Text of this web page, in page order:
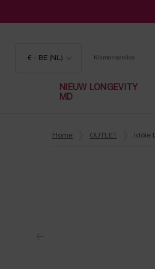
€ - BE (NL) Klantenservice
NIEUW LONGEVITY
MD
Home OUTLET Idôle